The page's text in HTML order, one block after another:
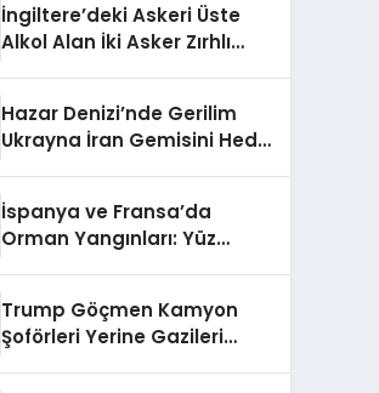
İngiltere’deki Askeri Üste
Alkol Alan İki Asker Zırhlı
Hazar Denizi’nde Gerilim
Ukrayna İran Gemisini Hedef
İspanya ve Fransa’da
Orman Yangınları: Yüz
Trump Göçmen Kamyon
Şoförleri Yerine Gazileri